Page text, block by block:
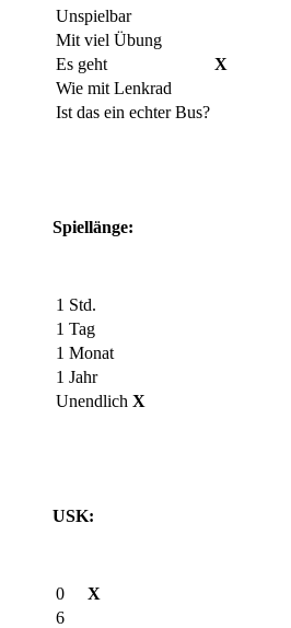
Unspielbar
Mit viel Übung
Es geht
X
Wie mit Lenkrad
Ist das ein echter Bus?
Spiellänge:
1 Std.
1 Tag
1 Monat
1 Jahr
Unendlich X
USK:
0
X
6